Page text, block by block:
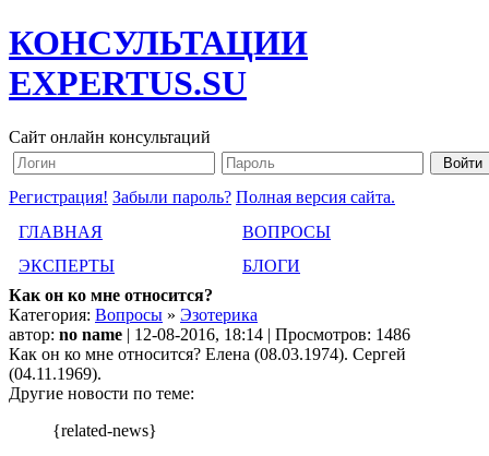
КОНСУЛЬТАЦИИ
EXPERTUS.SU
Сайт онлайн консультаций
Регистрация! Забыли пароль? Полная версия сайта.
ГЛАВНАЯ
ВОПРОСЫ
ЭКСПЕРТЫ
БЛОГИ
Как он ко мне относится?
Категория: Вопросы » Эзотерика
автор: no name | 12-08-2016, 18:14 | Просмотров: 1486
Как он ко мне относится? Елена (08.03.1974). Сергей
(04.11.1969).
Другие новости по теме:
{related-news}